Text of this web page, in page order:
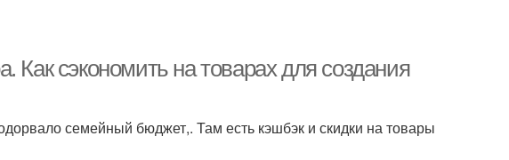
сэкономить на товарах для создания
семейный бюджет,. Там есть кэшбэк и скидки на товары